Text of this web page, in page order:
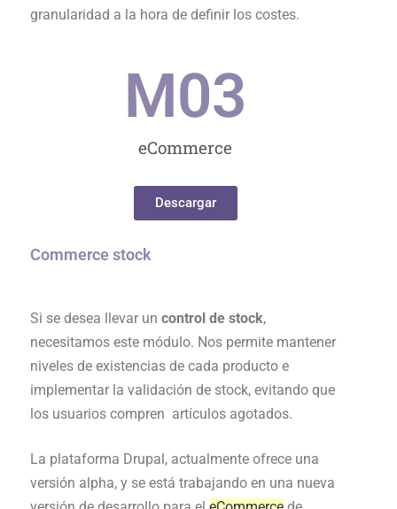
granularidad a la hora de definir los costes.
eCommerce
M03
Descargar
Commerce stock
Si se desea llevar un control de stock,
necesitamos este módulo. Nos permite mantener
niveles de existencias de cada producto e
implementar la validación de stock, evitando que
los usuarios compren artículos agotados.
La plataforma Drupal, actualmente ofrece una
versión alpha, y se está trabajando en una nueva